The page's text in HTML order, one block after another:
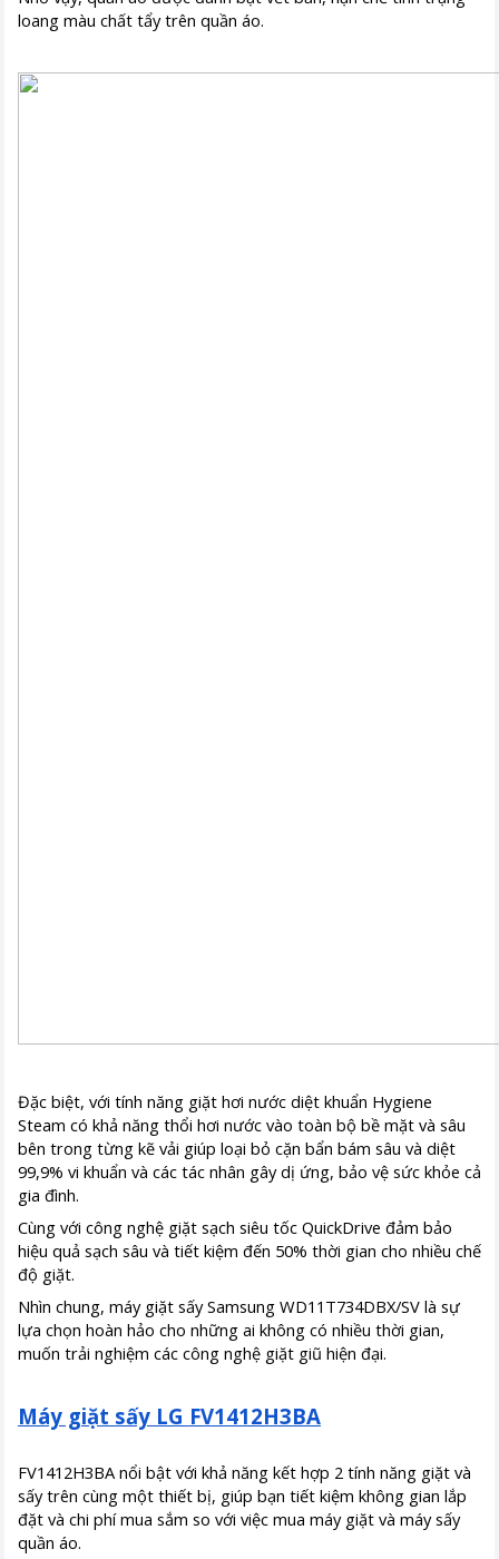
loang màu chất tẩy trên quần áo.
Đặc biệt, với tính năng giặt hơi nước diệt khuẩn Hygiene
Steam có khả năng thổi hơi nước vào toàn bộ bề mặt và sâu
bên trong từng kẽ vải giúp loại bỏ cặn bẩn bám sâu và diệt
99,9% vi khuẩn và các tác nhân gây dị ứng, bảo vệ sức khỏe cả
gia đình.
Cùng với công nghệ giặt sạch siêu tốc QuickDrive đảm bảo
hiệu quả sạch sâu và tiết kiệm đến 50% thời gian cho nhiều chế
độ giặt.
Nhìn chung, máy giặt sấy Samsung WD11T734DBX/SV là sự
lựa chọn hoàn hảo cho những ai không có nhiều thời gian,
muốn trải nghiệm các công nghệ giặt giũ hiện đại.
Máy giặt sấy LG FV1412H3BA
FV1412H3BA nổi bật với khả năng kết hợp 2 tính năng giặt và
sấy trên cùng một thiết bị, giúp bạn tiết kiệm không gian lắp
đặt và chi phí mua sắm so với việc mua máy giặt và máy sấy
quần áo.